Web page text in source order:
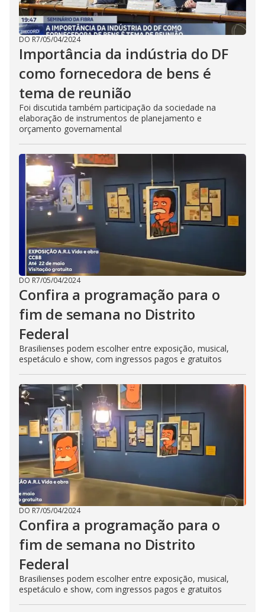
DO R7/05/04/2024
Importância da indústria do DF
como fornecedora de bens é
tema de reunião
Foi discutida também participação da sociedade na
elaboração de instrumentos de planejamento e
orçamento governamental
DO R7/05/04/2024
Confira a programação para o
fim de semana no Distrito
Federal
Brasilienses podem escolher entre exposição, musical,
espetáculo e show, com ingressos pagos e gratuitos
DO R7/05/04/2024
Confira a programação para o
fim de semana no Distrito
Federal
Brasilienses podem escolher entre exposição, musical,
espetáculo e show, com ingressos pagos e gratuitos